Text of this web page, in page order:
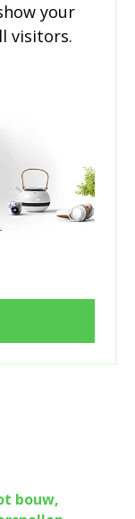
your
visitors.
bouw,